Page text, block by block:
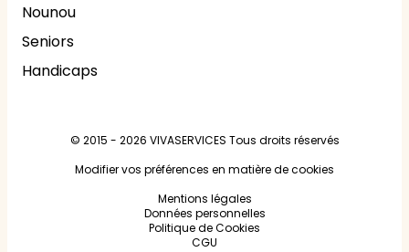
Nounou
Seniors
Handicaps
© 2015 - 2026 VIVASERVICES Tous droits réservés
Modifier vos préférences en matière de cookies
Mentions légales
Données personnelles
Politique de Cookies
CGU